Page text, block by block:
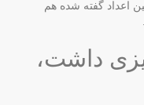
اعداد گفته شده هم
داشت،